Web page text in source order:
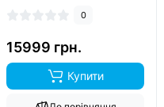
китай, інвертор так,
0
15999 грн.
Купити